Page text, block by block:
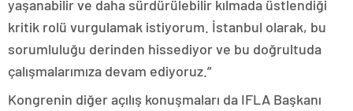
yaşanabilir ve daha sürdürülebilir kılmada üstlendiği
kritik rolü vurgulamak istiyorum. İstanbul olarak, bu
sorumluluğu derinden hissediyor ve bu doğrultuda
çalışmalarımıza devam ediyoruz.”
Kongrenin diğer açılış konuşmaları da IFLA Başkanı